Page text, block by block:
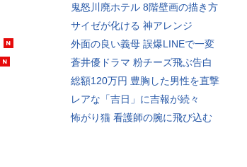
鬼怒川廃ホテル 8階壁画の描き方
サイゼが化ける 神アレンジ
外面の良い義母 誤爆LINEで一変
蒼井優ドラマ 粉チーズ飛ぶ告白
総額120万円 豊胸した男性を直撃
レアな「吉日」に吉報が続々
怖がり猫 看護師の腕に飛び込む